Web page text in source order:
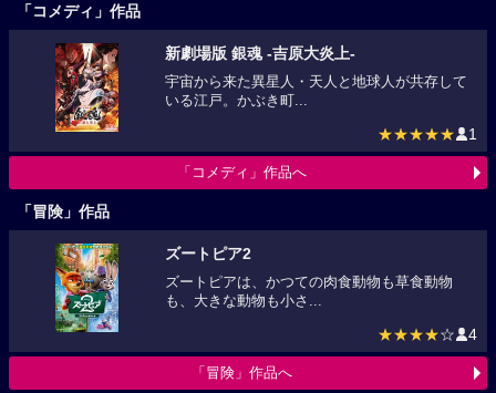
「コメディ」作品
新劇場版 銀魂 -吉原大炎上-
宇宙から来た異星人・天人と地球人が共存して
いる江戸。かぶき町...
★★★★★ 1
「コメディ」作品へ
「冒険」作品
ズートピア2
ズートピアは、かつての肉食動物も草食動物
も、大きな動物も小さ...
★★★★☆ 4
「冒険」作品へ